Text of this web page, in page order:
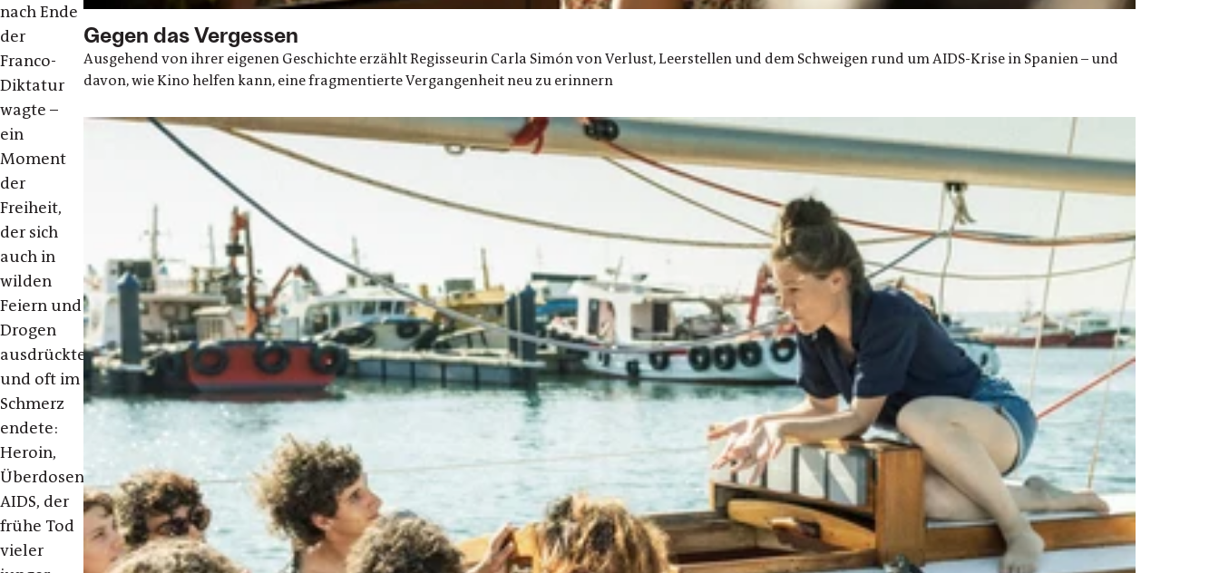
nach Ende
der
Franco-
Diktatur
wagte –
ein
Moment
der
Freiheit,
der sich
auch in
wilden
Feiern und
Drogen
ausdrückte
und oft im
Schmerz
endete:
Heroin,
Überdosen,
AIDS, der
frühe Tod
vieler
Gegen das Vergessen
Ausgehend von ihrer eigenen Geschichte erzählt Regisseurin Carla Simón von Verlust, Leerstellen und dem Schweigen rund um AIDS-Krise in Spanien – und
davon, wie Kino helfen kann, eine fragmentierte Vergangenheit neu zu erinnern